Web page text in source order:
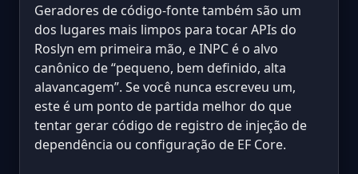
Geradores de código-fonte também são um
dos lugares mais limpos para tocar APIs do
Roslyn em primeira mão, e INPC é o alvo
canônico de “pequeno, bem definido, alta
alavancagem”. Se você nunca escreveu um,
este é um ponto de partida melhor do que
tentar gerar código de registro de injeção de
dependência ou configuração de EF Core.